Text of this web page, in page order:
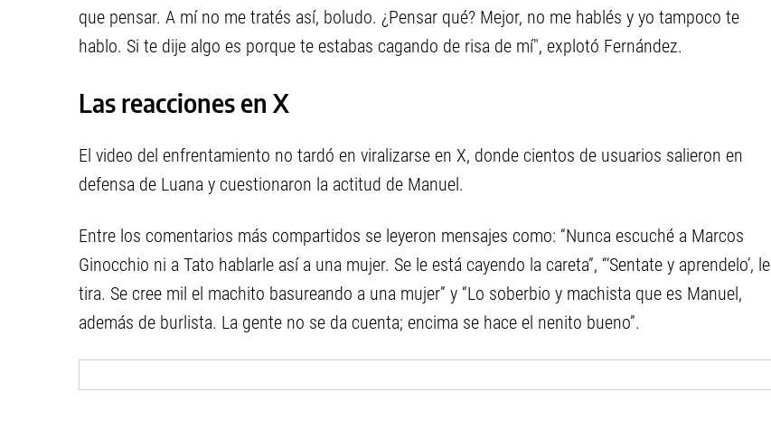
que pensar. A mí no me tratés así, boludo. ¿Pensar qué? Mejor, no me hablés y yo tampoco te
hablo. Si te dije algo es porque te estabas cagando de risa de mí", explotó Fernández.
Las reacciones en X
El video del enfrentamiento no tardó en viralizarse en X, donde cientos de usuarios salieron en
defensa de Luana y cuestionaron la actitud de Manuel.
Entre los comentarios más compartidos se leyeron mensajes como: “Nunca escuché a Marcos
Ginocchio ni a Tato hablarle así a una mujer. Se le está cayendo la careta”, “‘Sentate y aprendelo’, le
tira. Se cree mil el machito basureando a una mujer” y “Lo soberbio y machista que es Manuel,
además de burlista. La gente no se da cuenta; encima se hace el nenito bueno”.